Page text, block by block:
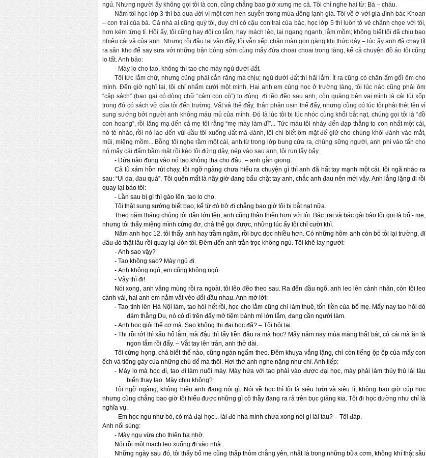
ngủ. Nhưng người ấy không gọi tôi là con, cũng chẳng bao giờ xưng mẹ cả. Tôi chỉ nghe hai từ: Bà – cháu.
Năm tôi học lớp 3 thì bà qua đời vì một cơn hen suyễn trong mùa đông lạnh giá. Tôi về ở với gia đình bác Khoan
– con trai của bà. Cả nhà ai cũng quý tôi, duy chỉ có cậu con trai của bác, học lớp 5 thì luôn tỏ vẻ chãnh chọe với tôi,
hơn kém từng tí. Hồi ấy, tôi cũng hay đôi co lắm, hay mách lẻo, lại ngang ngạnh, lắm mồm; không biết tôi đã chịu bao
nhiêu cái vả của anh. Nhưng rồi đâu lại vào đấy, tôi vẫn xếp chăn màn gọn gàng khi thức dậy – lúc ấy anh đã chạy tít
ra sân kho để say sưa với những trận bóng sớm cùng mấy đứa choai choai trong làng, kể cả chuyện đồ áo tôi cũng
lo tất. Anh bảo:
- Mày lo cho tao, không thì tao cho mày ngủ dưới đất.
Tôi tức lắm chứ, nhưng cũng phải cắn răng mà chịu; ngủ dưới đất thì hãi lắm. Ít ra cũng có chăn ấm gối êm cho
mình. Đến giờ nghĩ lại, tôi chỉ nhẩm cười một mình. Hai anh em cùng học ở trường làng, tôi lúc nào cũng phải ôm
“cặp sách” (bao gai có dòng chữ “cám con cò”) to đùng đi lẽo đẽo sau anh, còn quàng bên vai mình là cái túi xốp
trong đó có sách vở của tôi đến trường. Vất vả thế đấy, thân phận osin thế đấy, nhưng cũng có lúc tôi phải thét lên vì
sung sướng bởi người anh không máu mủ của mình. Đó là lúc tôi bị lúc nhóc cùng khối bắt nạt, chúng gọi tôi là “đồ
con hoang”, rồi lăng mạ đến cả mẹ tôi rằng “mẹ mày làm đĩ”... Tức máu tôi nhảy đến đạp thằng to con nhất một cái,
nó té nhào, rồi nó lao đến vùi đầu tôi xuống đất mà đánh, tôi chỉ biết ôm mặt để giữ cho chúng khỏi đánh vào mắt,
mũi, miệng mồm... Bỗng tôi nghe rầm một cái, anh từ trong lớp bung cửa ra, chúng sững người, anh phi vào tẩn cho
nó mấy cái đấm bầm mặt rồi kéo tôi đứng dậy, nép vào sau anh, tôi run lẩy bẩy.
- Đứa nào đụng vào nó tao không tha cho đâu. – anh gằn giọng.
Cả lũ xám hồn rút chạy, tôi ngỡ ngàng chưa hiểu ra chuyện gì thì anh đã hất tay mạnh một cái, tôi ngã nhào ra
sau: “Ui da, đau quá”. Tôi quên mất là nãy giờ đang bấu chặt tay anh, chắc anh đau nên mới vậy. Anh lẳng lặng đi rồi
quay lại bảo tôi:
- Lần sau bị gì thì gào lên, tao lo cho.
Tôi thật sung sướng biết bao, kể từ đó trở đi chẳng bao giờ tôi bị bắt nạt nữa.
Theo năm tháng chúng tôi dần lớn lên, anh cũng thân thiện hơn với tôi. Bác trai và bác gái bảo tôi gọi là bố - mẹ,
nhưng tôi thấy miệng mình cứng đơ, chả thể gọi được, những lúc ấy tôi chỉ cười khì.
Năm anh học 12, tôi thấy anh hay trầm ngâm, rồi bực dọc nhiều hơn. Có những hôm anh còn bỏ tôi lại trường, đi
đâu đó thật lâu rồi quay lại đón tôi. Đêm đến anh trằn trọc không ngủ. Tôi khẽ lay người:
- Anh sao vậy?
- Tao không sao? Mày ngủ đi.
- Anh không ngủ, em cũng không ngủ.
- Vậy thì đi!
Nói xong, anh văng mùng rồi ra ngoài, tôi lẽo đẽo theo sau. Ra đến đầu ngõ, anh leo lên cành nhãn, còn tôi leo
cành vải, hai anh em nằm vắt vẻo đối đầu nhau. Anh mở lời:
-Tao tính lên Hà Nội làm, tao hỏi hết rồi, học cho lắm cũng chỉ làm thuê, tốn tiền của bố mẹ. Mấy nay tao hỏi dò
đám thằng Du, nó có dì trên đấy mở tiệm bánh mì lớn lắm, đang cần người làm.
- Anh học giỏi thế cơ mà. Sao không thi đại học đã? – Tôi hỏi lại.
-Thi rồi rớt thì xấu hổ lắm, mà đậu thì lấy tiền đâu ra mà học? Mấy năm nay mùa màng thất bát, có cái mà ăn là
ngon lắm rồi đấy. – Vắt tay lên trán, anh thở dài.
Tôi cứng họng, chả biết thế nào, cũng ngán ngẩm theo. Đêm khuya vắng lặng, chỉ còn tiếng ộp ộp của mấy con
ếch và tiếng gáy của những chú dế mà thôi. Hơi thở anh nghe nặng như chì. Anh tiếp:
- Mày lo mà học đi, tao đi làm nuôi mày. Mày hứa với tao phải vào được đại học, mày phải làm thủy thủ lái tàu
biển thay tao. Mày chịu không?
Tôi ngỡ ngàng, không hiểu anh đang nói gì. Nói về học thì tôi là siêu lười và siêu lì, không bao giờ cúp học
nhưng cũng chẳng bao giờ tôi hiểu được những gì cô thầy đang ra rả trên bục giảng kia. Tôi đi học dường như chỉ là
nghĩa vụ.
- Em học ngu như bò, có mà đại học... lái đò nhà mình chưa xong nói gì lái tàu? – Tôi đáp.
Anh nổi sùng:
- Mày ngu vừa cho thiên hạ nhờ.
Nói rồi một mạch leo xuống đi vào nhà.
Những ngày sau đó, tôi thấy bố mẹ cũng thấp thỏm chẳng yên, nhất là trong những bữa cơm, không khí thật sầu